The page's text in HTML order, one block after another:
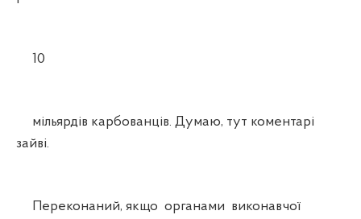
10
мільярдів карбованців. Думаю, тут коментарі
зайві.
Переконаний, якщо органами виконавчої